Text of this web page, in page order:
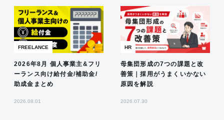
FREELANCE
2026年8月 個人事業主&フリ
ーランス向け給付金/補助金/
助成金まとめ
2026.08.01
HR
母集団形成の7つの課題と改
善策｜採用がうまくいかない
原因を解説
2026.07.30